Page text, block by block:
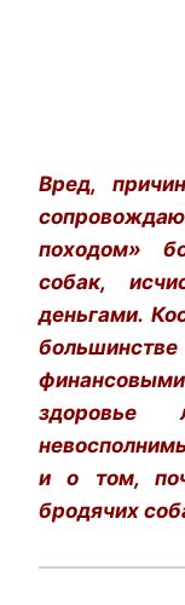
Вред,
походом»
собак,
деньгами.
и о том,
бродячих